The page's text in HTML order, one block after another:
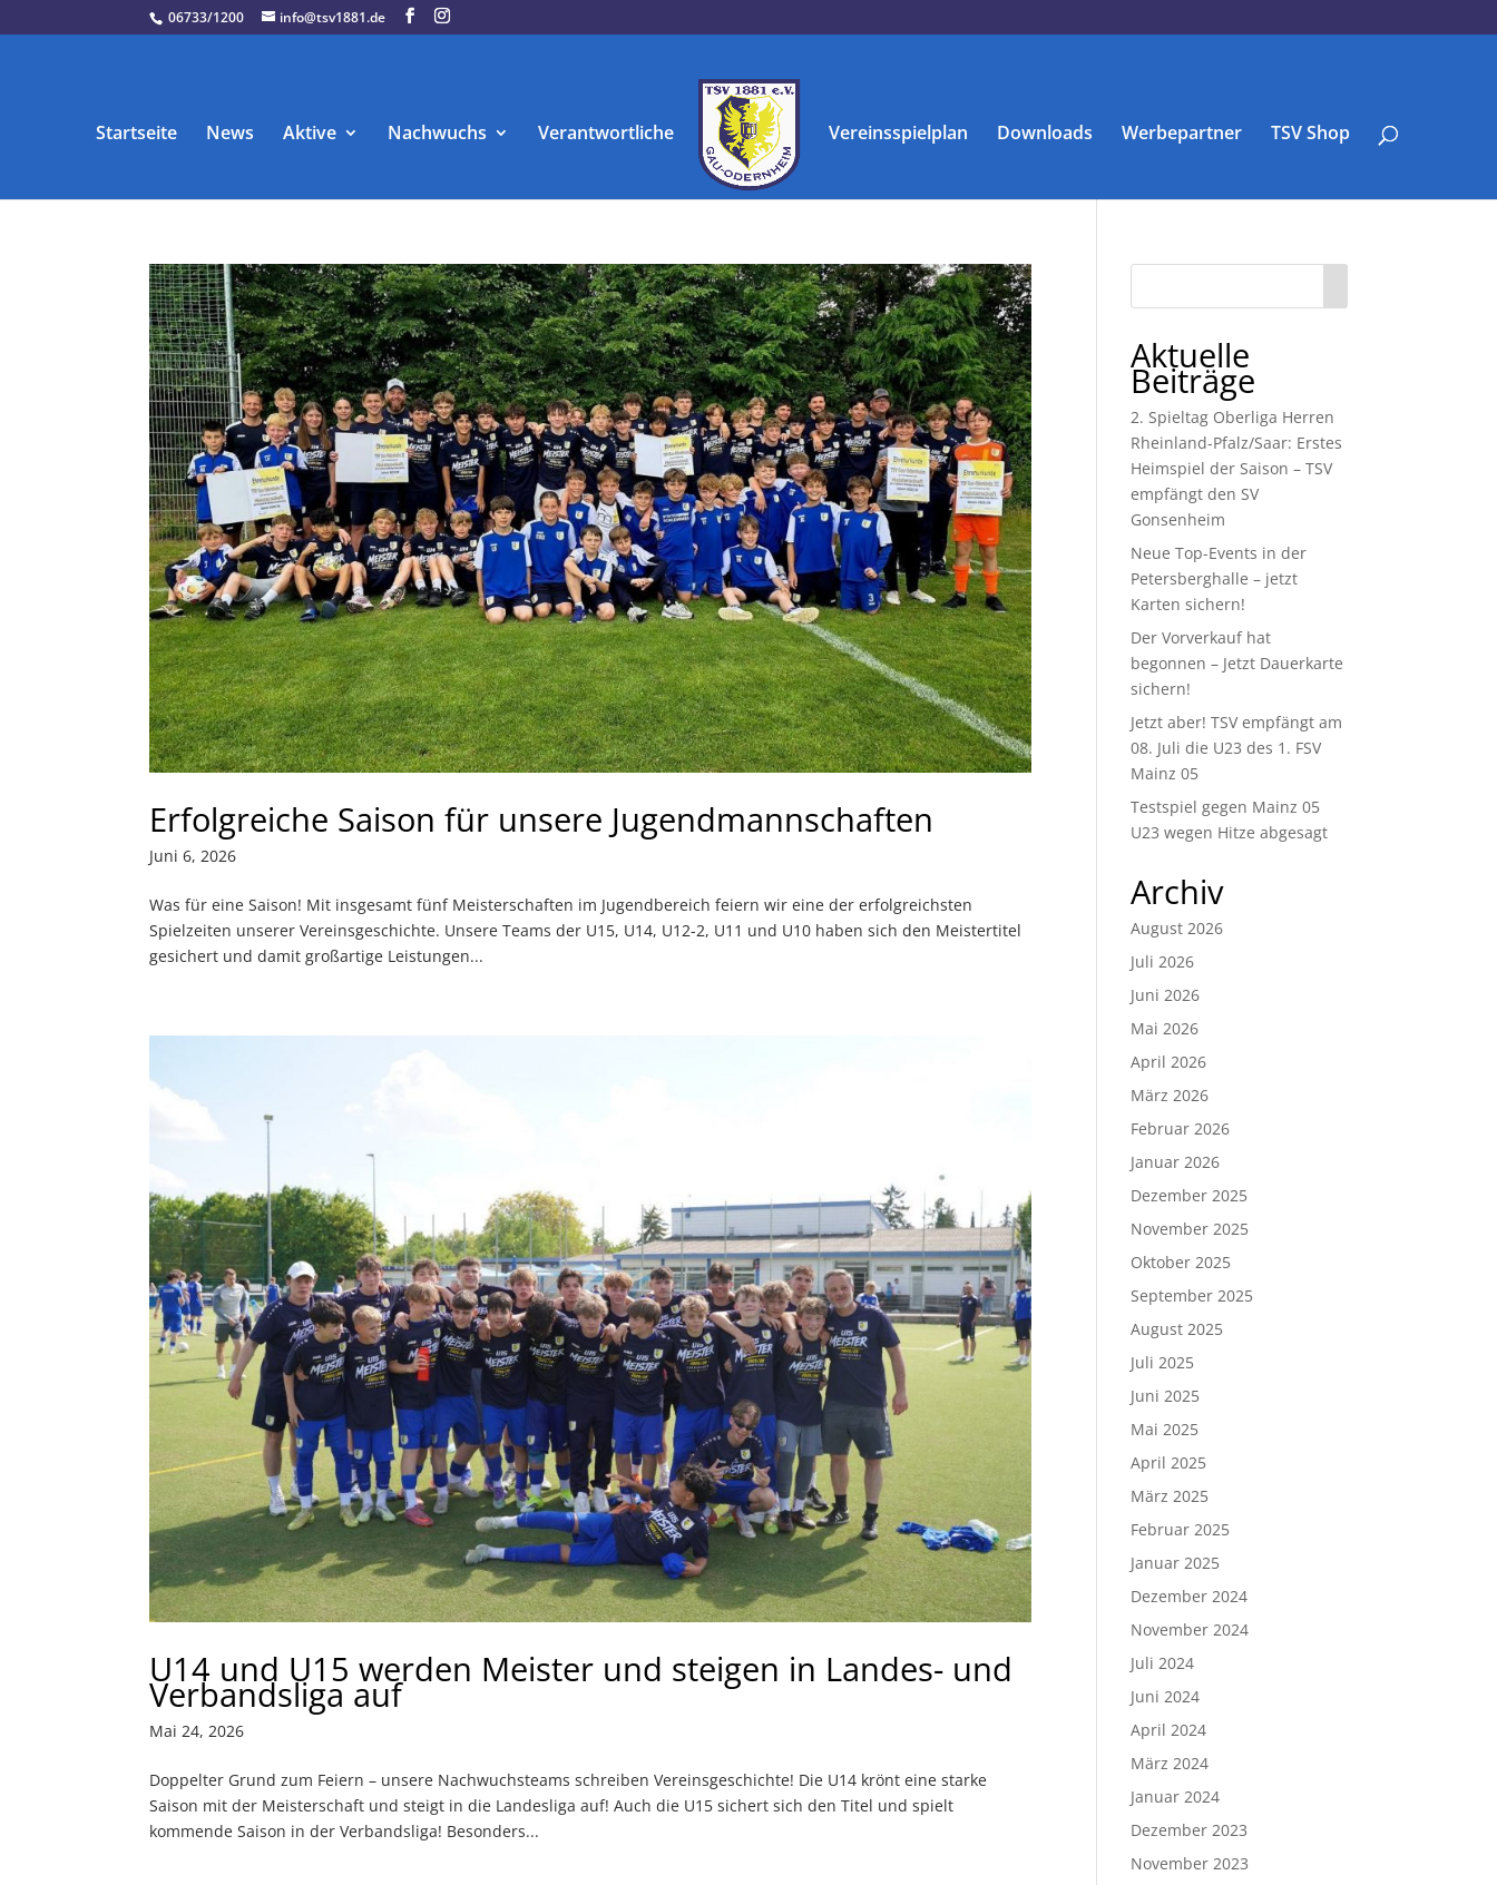
06733/1200 info@tsv1881.de
Startseite News Aktive Nachwuchs Verantwortliche Vereinsspielplan Downloads Werbepartner TSV Shop
Erfolgreiche Saison für unsere Jugendmannschaften
Juni 6, 2026
Was für eine Saison! Mit insgesamt fünf Meisterschaften im Jugendbereich feiern wir eine der erfolgreichsten
Spielzeiten unserer Vereinsgeschichte. Unsere Teams der U15, U14, U12-2, U11 und U10 haben sich den Meistertitel
gesichert und damit großartige Leistungen...
U14 und U15 werden Meister und steigen in Landes- und
Verbandsliga auf
Mai 24, 2026
Doppelter Grund zum Feiern – unsere Nachwuchsteams schreiben Vereinsgeschichte! Die U14 krönt eine starke
Saison mit der Meisterschaft und steigt in die Landesliga auf! Auch die U15 sichert sich den Titel und spielt
kommende Saison in der Verbandsliga! Besonders...
Aktuelle
Beiträge
2. Spieltag Oberliga Herren
Rheinland-Pfalz/Saar: Erstes
Heimspiel der Saison – TSV
empfängt den SV
Gonsenheim
Neue Top-Events in der
Petersberghalle – jetzt
Karten sichern!
Der Vorverkauf hat
begonnen – Jetzt Dauerkarte
sichern!
Jetzt aber! TSV empfängt am
08. Juli die U23 des 1. FSV
Mainz 05
Testspiel gegen Mainz 05
U23 wegen Hitze abgesagt
Archiv
August 2026
Juli 2026
Juni 2026
Mai 2026
April 2026
März 2026
Februar 2026
Januar 2026
Dezember 2025
November 2025
Oktober 2025
September 2025
August 2025
Juli 2025
Juni 2025
Mai 2025
April 2025
März 2025
Februar 2025
Januar 2025
Dezember 2024
November 2024
Juli 2024
Juni 2024
April 2024
März 2024
Januar 2024
Dezember 2023
November 2023